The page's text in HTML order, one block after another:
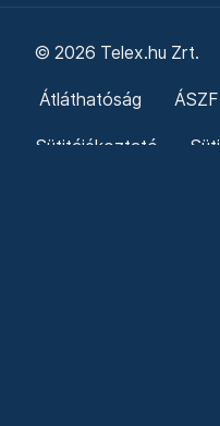
© 2026 Telex.hu Zrt.
Átláthatóság ÁSZF
Sütitájékoztató